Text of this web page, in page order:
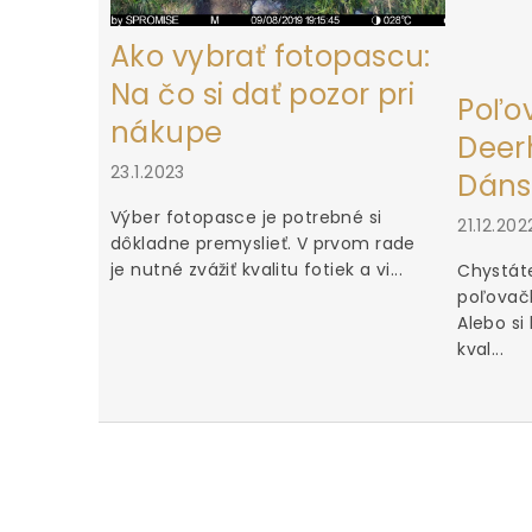
Ako vybrať fotopascu:
Na čo si dať pozor pri
nákupe
23.1.2023
Výber fotopasce je potrebné si
dôkladne premyslieť. V prvom rade
je nutné zvážiť kvalitu fotiek a vi...
Alebo
kval...